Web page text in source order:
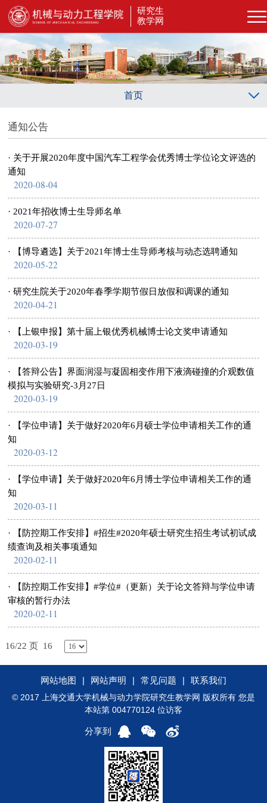
研究生
教学网
首页
通知公告
· 关于开展2020年度中国汽车工程学会优秀博士学位论文评选的
通知
2020-08-04
· 2021年招收博士生导师名单
2020-07-27
· 【博导遴选】关于2021年博士生导师考核与动态选聘通知
2020-05-22
· 研究生院关于2020年春季学期节假日放假和调课的通知
2020-04-21
· 【上银申报】第十届上银优秀机械博士论文奖申请通知
2020-03-19
· 【答辩公告】界面润湿与凝固相变作用下液滴碰撞的介观数值
模拟与实验研究-3月27日
2020-03-19
· 【学位申请】关于做好2020年6月硕士学位申请相关工作的通
知
2020-03-12
· 【学位申请】关于做好2020年6月博士学位申请相关工作的通
知
2020-03-11
· 【防控期工作安排】#招生#2020年硕士研究生招生考试初试成
绩查询及相关事项通知
2020-02-11
· 【防控期工作安排】#学位#（更新）关于论文答辩与学位申请
审核的暂行办法
2020-02-11
16/22 页 16
网站地图 | 网站声明 | 常见问题 | 联系我们
© 2017 上海交通大学机械与动力学院研究生教学网 版权所有 您是
本站第 004770124 位访客
分享到